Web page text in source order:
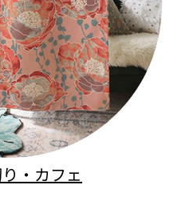
・カフェ